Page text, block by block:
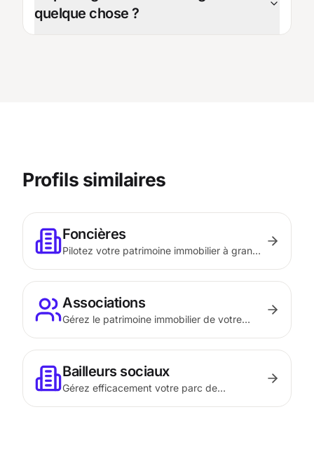
quelque chose ?
Profils similaires
Foncières
Pilotez votre patrimoine immobilier à grande
d'analyse avancés.
Associations
Gérez le patrimoine immobilier de votre
Bailleurs sociaux
Gérez efficacement votre parc de